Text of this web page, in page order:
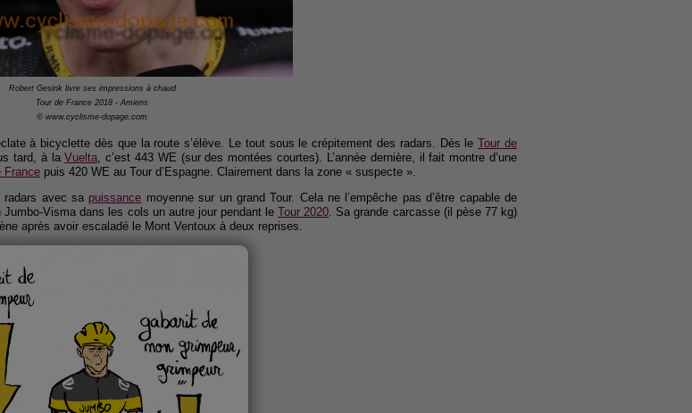
Robert Gesink livre ses impressions à chaud
Tour de France 2018 - Amiens
© www.cyclisme-dopage.com
à bicyclette dès que la route s’élève. Le tout sous le crépitement des radars. Dès leTour de
tard, à laVuelta , c’est 443 WE (sur des montées courtes). L’année dernière, il fait montre d’une
France puis 420 WE au Tour d’Espagne. Clairement dans la zone « suspecte ».
radars avec sa puissance moyenne sur un grand Tour. Cela ne l’empêche pas d’être capable de
Jumbo-Visma dans les cols un autre jour pendant leTour 2020. Sa grande carcasse (il pèse 77 kg)
après avoir escaladé le Mont Ventoux à deux reprises.